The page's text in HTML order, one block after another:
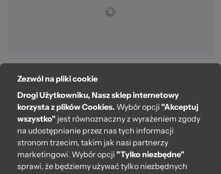
O bag
Pomoc
Moje O bag
Kontakt
222 571 414
Zezwól na pliki cookie
Drogi Użytkowniku, Nasz sklep internetowy
korzysta z plików Cookies. Wybór opcji "Akceptuj
wszystko" jest równoznaczny z wyrażeniem zgody
na udostępnianie przez nas tych informacji
stronom trzecim, takim jak nasi partnerzy
marketingowi. Wybór opcji "Tylko niezbędne"
sprawi, że będziemy używać tylko niezbędnych